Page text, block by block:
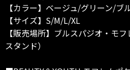
【カラー】ベージュ/グリーン/ブ
【サイズ】S/M/L/XL
【販売場所】ブルスパジオ・モ
スタンド）